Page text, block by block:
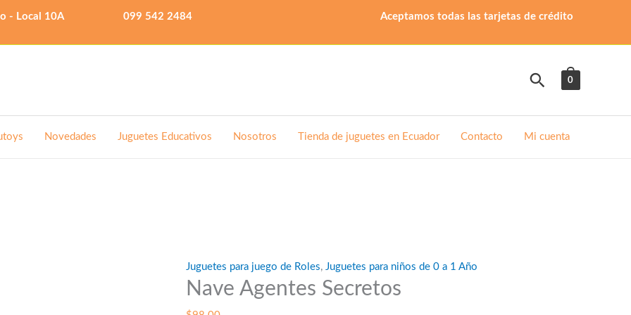
- Local 10A 099 542 2484 Aceptamos todas las tarjetas de crédito
Buscar
0
Novedades Juguetes Educativos Nosotros Tienda de juguetes en Ecuador Contacto Mi cuenta
Juguetes para juego de Roles, Juguetes para niños de 0 a 1 Año
Nave Agentes Secretos